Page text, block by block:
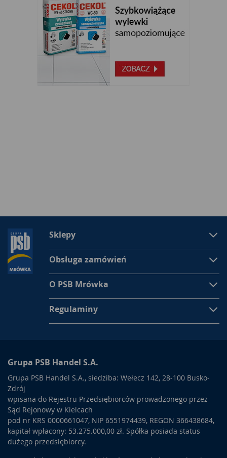
Sklepy
Obsługa zamówień
O PSB Mrówka
Regulaminy
Grupa PSB Handel S.A.
Grupa PSB Handel S.A., siedziba: Wełecz 142, 28-100 Busko-
Zdrój
wpisana do Rejestru Przedsiębiorców prowadzonego przez
Sąd Rejonowy w Kielcach
pod nr KRS 0000661047, NIP 6551974439, REGON 366438684,
kapitał wpłacony: 53.275.000,00 zł. Spółka posiada status
dużego przedsiębiorcy.